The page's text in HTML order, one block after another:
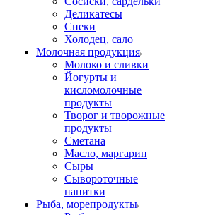
Деликатесы
Снеки
Холодец, сало
Молочная продукция
Молоко и сливки
Йогурты и
кисломолочные
продукты
Творог и творожные
продукты
Сметана
Масло, маргарин
Сыры
Сывороточные
напитки
Рыба, морепродукты